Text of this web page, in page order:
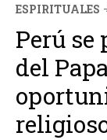
ESPIRITUALES
Perú
del